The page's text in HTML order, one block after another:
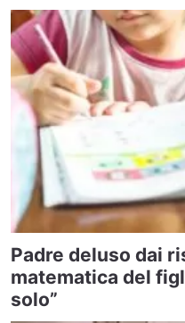
Padre deluso dai
matematica del
solo”